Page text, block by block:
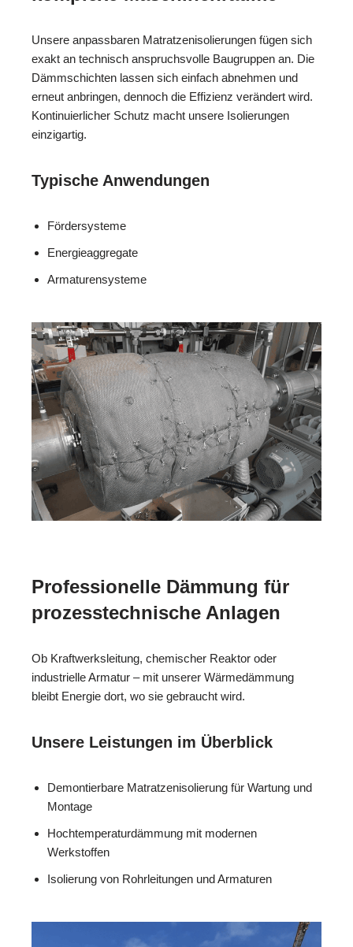
Unsere anpassbaren Matratzenisolierungen fügen sich
exakt an technisch anspruchsvolle Baugruppen an. Die
Dämmschichten lassen sich einfach abnehmen und
erneut anbringen, dennoch die Effizienz verändert wird.
Kontinuierlicher Schutz macht unsere Isolierungen
einzigartig.
Typische Anwendungen
Fördersysteme
Energieaggregate
Armaturensysteme
Professionelle Dämmung für
prozesstechnische Anlagen
Ob Kraftwerksleitung, chemischer Reaktor oder
industrielle Armatur – mit unserer Wärmedämmung
bleibt Energie dort, wo sie gebraucht wird.
Unsere Leistungen im Überblick
Demontierbare Matratzenisolierung für Wartung und
Montage
Hochtemperaturdämmung mit modernen
Werkstoffen
Isolierung von Rohrleitungen und Armaturen